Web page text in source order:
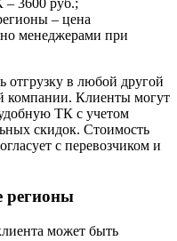
– 3600 руб.;
– цена
менеджерами при
отгрузку в любой другой
компании. Клиенты могут
ТК с учетом
скидок. Стоимость
с перевозчиком и
регионы
может быть